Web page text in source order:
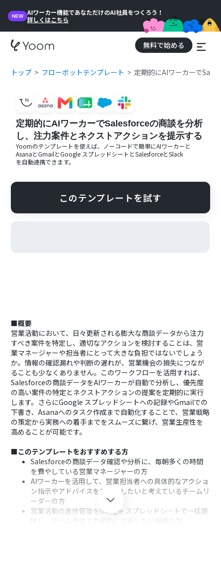
NEW
AIワーカー機能であなただけのAI社員をつくろう！
詳しくはこちら
無料で始める
トップ フローボットテンプレート 定期的にAIワーカーで
定期的にAIワーカーでSalesforceの商談を分析
し、注力案件とネクストアクションを提示する
Yoomのテンプレートを使えば、ノーコードで簡単にAIワーカーと
AsanaとGmailとGoogle スプレッドシート とSalesforceとSlack
を自動連携できます。
このテンプレートを試す
■概要
営業活動において、日々更新される膨大な商談データから注力
すべき案件を特定し、適切なアクションを検討することは、営
業マネージャーや担当者にとって大きな負担ではないでしょう
か。情報の確認漏れや判断の遅れが、営業機会の損失につなが
ることも少なくありません。このワークフローを活用すれば、
Salesforceの商談データをAIワーカーが自動で分析し、優先度
の高い案件の特定とネクストアクションの提案を定期的に実行
します。さらにGoogle スプレッドシートへの記録やGmailでの
下書き、Asanaへのタスク作成まで自動化することで、営業戦略
の策定から実務への着手までをスムーズに繋げ、営業生産性を
高めることが可能です。
■このテンプレートをおすすめする方
Salesforceの商談データ確認や分析に、毎朝多くの時間
を費やしている営業マネージャーの方
AIワーカーを活用して、営業担当者への具体的なアクショ
ン指示やアドバイスを自動化したいと考えているチームリ
ーダーの方
営業活動の進捗管理をGoogle スプレッドシートで一括管
理し、チーム全体で効率的に共有したい組織の方